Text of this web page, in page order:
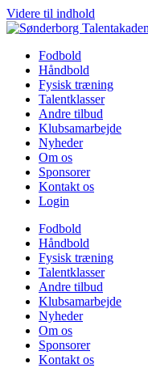
Videre til indhold
Fodbold
Håndbold
Fysisk træning
Talentklasser
Andre tilbud
Klubsamarbejde
Nyheder
Om os
Sponsorer
Kontakt os
Login
Fodbold
Håndbold
Fysisk træning
Talentklasser
Andre tilbud
Klubsamarbejde
Nyheder
Om os
Sponsorer
Kontakt os